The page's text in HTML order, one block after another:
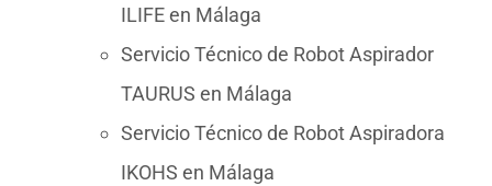
ILIFE en Málaga
Servicio Técnico de Robot Aspirador
TAURUS en Málaga
Servicio Técnico de Robot Aspiradora
IKOHS en Málaga